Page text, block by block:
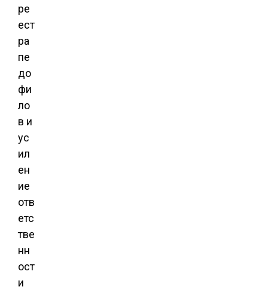
ре
ест
ра
пе
до
фи
ло
в и
ус
ил
ен
ие
отв
етс
тве
нн
ост
и